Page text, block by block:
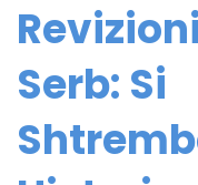
Serb: Si